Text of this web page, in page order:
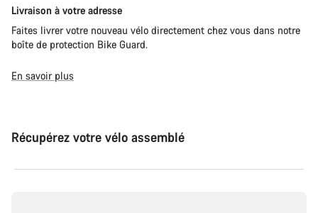
Livraison à votre adresse
Faites livrer votre nouveau vélo directement chez vous dans notre
boîte de protection Bike Guard.
En savoir plus
Récupérez votre vélo assemblé